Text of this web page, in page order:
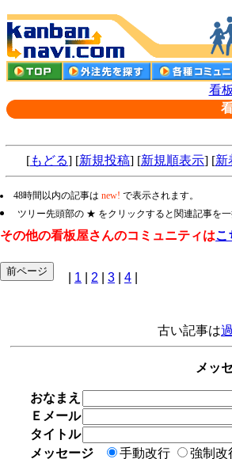
看
[もどる] [新規投稿] [新規順表示] [新
48時間以内の記事は new! で表示されます。
ツリー先頭部の ★ をクリックすると関連記事を
その他の看板屋さんのコミュニティはこ
1 2 3 4
古い記事は
メッ
おなまえ
Ｅメール
タイトル
メッセージ
手動改行 強制